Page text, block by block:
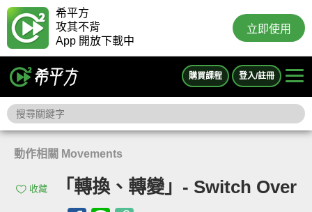
希平方
攻其不背
App 開放下載中
立即使用
購買課程 登入/註冊
動作相關 Movements
收藏 「轉換、轉變」- Switch Over